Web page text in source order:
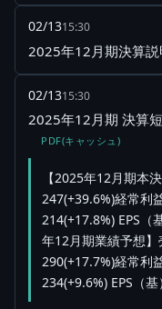
02/1315:30
2025年12月期決算
02/1315:30
2025年12月期 決算
PDF(キャッシュ)
【2025年12月期本
247(+39.6%)経常利
214(+17.8%) EPS
年12月期業績予想
290(+17.7%)経常利
234(+9.6%) EPS（